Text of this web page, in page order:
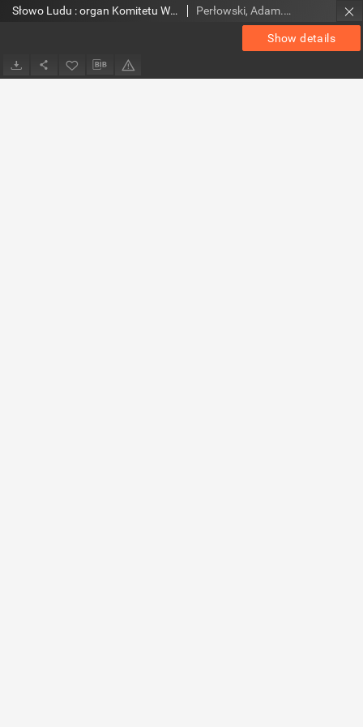
Show details
Słowo Ludu : organ Komitetu Wojewódzkiego Polskiej Zjednoczonej Partii Robotniczej, 1952, R.4, nr 221 Perłowski, Adam. Red.